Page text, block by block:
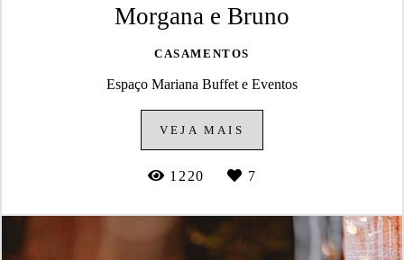
Morgana e Bruno
CASAMENTOS
Espaço Mariana Buffet e Eventos
VEJA MAIS
1220 7